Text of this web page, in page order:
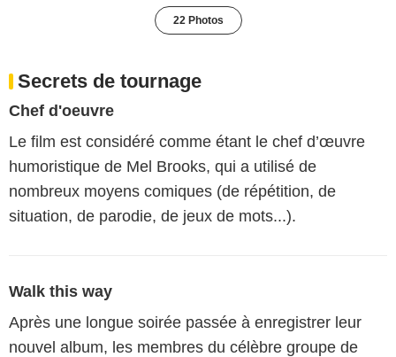
22 Photos
Secrets de tournage
Chef d'oeuvre
Le film est considéré comme étant le chef d’œuvre
humoristique de Mel Brooks, qui a utilisé de
nombreux moyens comiques (de répétition, de
situation, de parodie, de jeux de mots...).
Walk this way
Après une longue soirée passée à enregistrer leur
nouvel album, les membres du célèbre groupe de